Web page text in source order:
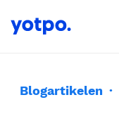
Blogartikelen ·